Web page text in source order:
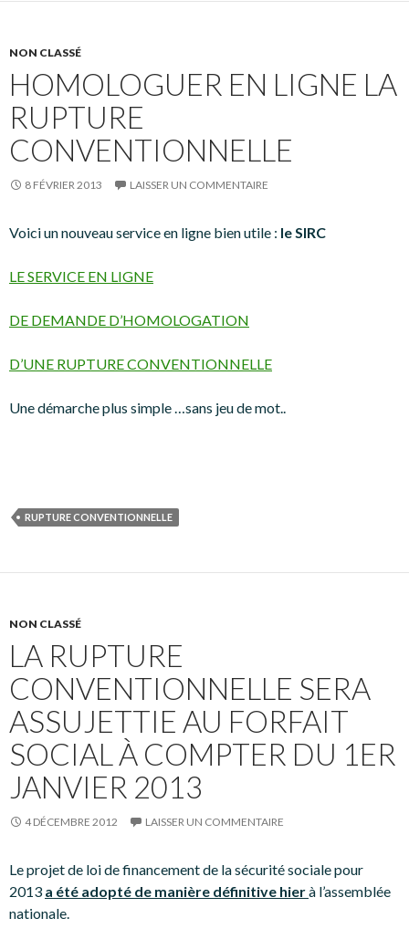
NON CLASSÉ
HOMOLOGUER EN LIGNE LA
RUPTURE
CONVENTIONNELLE
8 FÉVRIER 2013 LAISSER UN COMMENTAIRE
Voici un nouveau service en ligne bien utile : le SIRC
LE SERVICE EN LIGNE
DE DEMANDE D’HOMOLOGATION
D’UNE RUPTURE CONVENTIONNELLE
Une démarche plus simple …sans jeu de mot..
RUPTURE CONVENTIONNELLE
NON CLASSÉ
LA RUPTURE
CONVENTIONNELLE SERA
ASSUJETTIE AU FORFAIT
SOCIAL À COMPTER DU 1ER
JANVIER 2013
4 DÉCEMBRE 2012 LAISSER UN COMMENTAIRE
Le projet de loi de financement de la sécurité sociale pour
2013 a été adopté de manière définitive hierà l’assemblée
nationale.